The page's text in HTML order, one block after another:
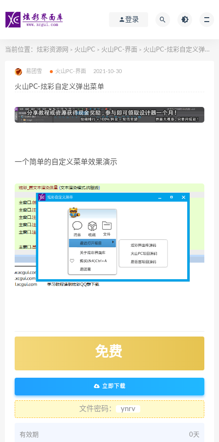
登录
当前位置： 炫彩资源网 > 火山PC > 火山PC-界面 > 火山PC-炫彩自定义弹出菜单
易团雪 火山PC-界面 2021-10-30
火山PC-炫彩自定义弹出菜单
一个简单的自定义菜单效果演示
免费
立即下载
文件密码： ynrv
有效期 0天